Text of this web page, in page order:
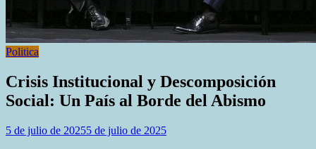
Politica
Crisis Institucional y Descomposición
Social: Un País al Borde del Abismo
5 de julio de 20255 de julio de 2025